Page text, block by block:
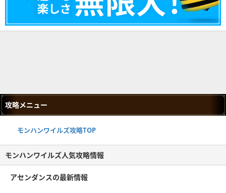
攻略メニュー
モンハンワイルズ攻略TOP
モンハンワイルズ人気攻略情報
アセンダンスの最新情報